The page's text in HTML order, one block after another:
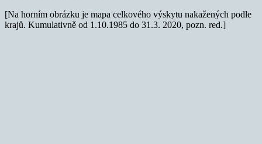
[Na horním obrázku je mapa celkového výskytu nakažených podle
krajů. Kumulativně od 1.10.1985 do 31.3. 2020, pozn. red.]